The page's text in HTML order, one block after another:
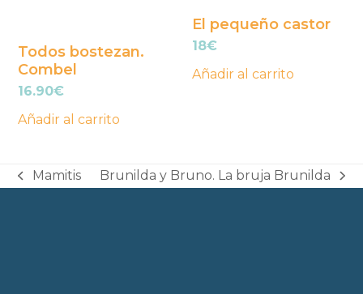
Todos bostezan.
Combel
16.90€
Añadir al carrito
El pequeño castor
18€
Añadir al carrito
previous
Mamitis
next
Brunilda y Bruno. La bruja Brunilda